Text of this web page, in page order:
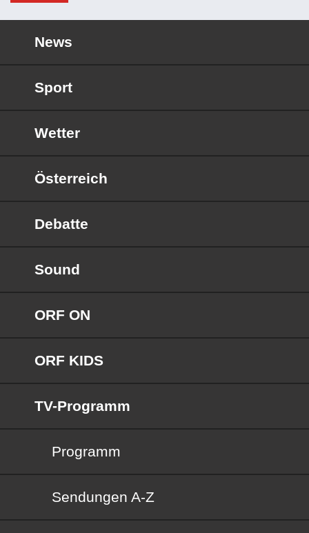
News
Sport
Wetter
Österreich
Debatte
Sound
ORF ON
ORF KIDS
TV-Programm
Programm
Sendungen von A bis Z
Sendungen A-Z